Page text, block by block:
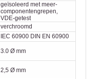
geïsoleerd met meer-
componentengrepen,
VDE-getest
verchroomd
IEC 60900 DIN EN 60900
3.0 Ø mm
2,5 Ø mm